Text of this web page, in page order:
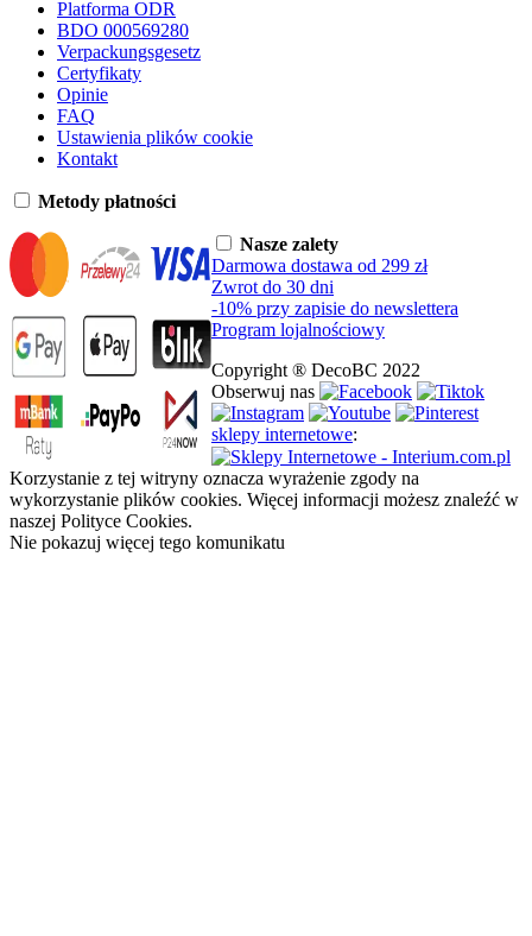
Platforma ODR
BDO 000569280
Verpackungsgesetz
Certyfikaty
Opinie
FAQ
Ustawienia plików cookie
Kontakt
Metody płatności
Nasze zalety
Darmowa dostawa od 299 zł
Zwrot do 30 dni
-10% przy zapisie do newslettera
Program lojalnościowy
Copyright ® DecoBC 2022
Obserwuj nas
sklepy internetowe:
Korzystanie z tej witryny oznacza wyrażenie zgody na
wykorzystanie plików cookies. Więcej informacji możesz znaleźć w
naszej Polityce Cookies.
Nie pokazuj więcej tego komunikatu